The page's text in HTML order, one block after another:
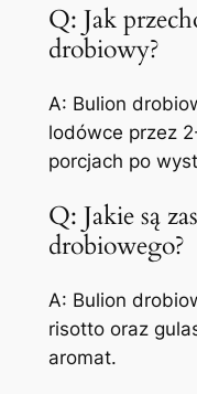
Q: Jak
drobiowy?
A: Bulion
lodówce przez
porcjach po
Q: Jakie są
drobiowego?
A: Bulion
risotto oraz
aromat.